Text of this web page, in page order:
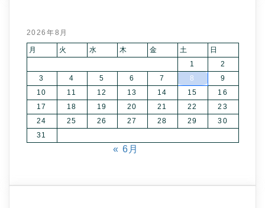
2026年8月
月 火 水 木 金 土
日
1
2
3
4 5 6 7 8
9
10
11 12 13 14 15
16
17
18 19 20 21 22
23
24
25 26 27 28 29
30
31
« 6月